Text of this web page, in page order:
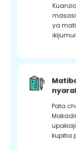
ya
Pata
kupitia